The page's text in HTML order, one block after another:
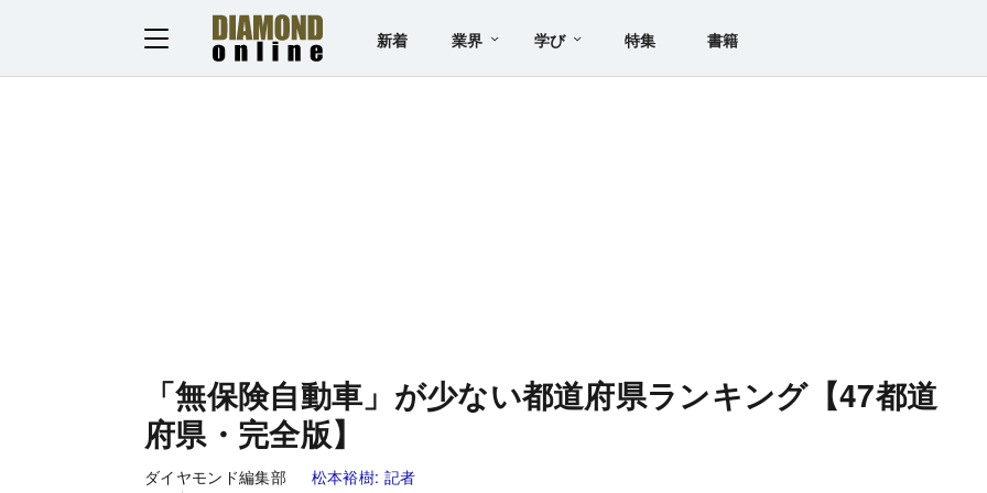
新着 業界 学び 特集 書籍
「無保険自動車」が少ない都道府県ランキング【47都道
府県・完全版】
ダイヤモンド編集部 松本裕樹: 記者